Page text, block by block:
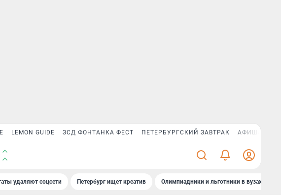
LEMON GUIDE ЗСД ФОНТАНКА ФЕСТ ПЕТЕРБУРГСКИЙ ЗАВТРАК АФИША PLUS
удаляют соцсети Петербург ищет креатив Олимпиадники и льготники в вузах СПб